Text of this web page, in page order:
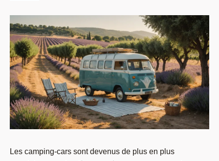
Les camping-cars sont devenus de plus en plus